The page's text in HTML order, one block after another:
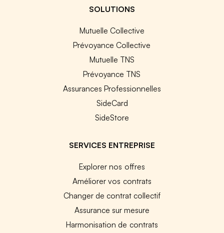
SOLUTIONS
Mutuelle Collective
Prévoyance Collective
Mutuelle TNS
Prévoyance TNS
Assurances Professionnelles
SideCard
SideStore
SERVICES ENTREPRISE
Explorer nos offres
Améliorer vos contrats
Changer de contrat collectif
Assurance sur mesure
Harmonisation de contrats